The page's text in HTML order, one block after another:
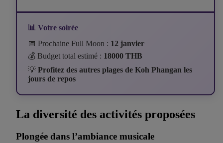
📊 Votre soirée
📅 Prochaine Full Moon : 12 janvier
💰 Budget total estimé : 18000 THB
💡 Profitez des autres plages de Koh Phangan les
jours de repos
La diversité des activités proposées
Plongée dans l’ambiance musicale